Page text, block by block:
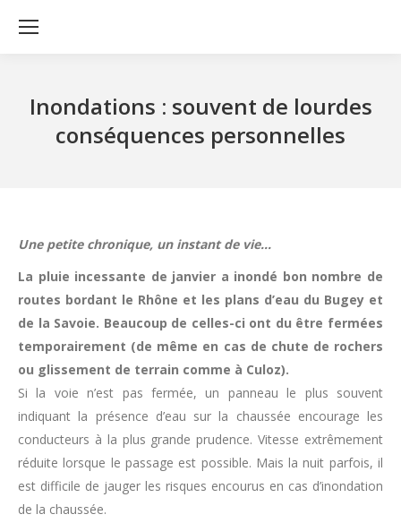
Inondations : souvent de lourdes
conséquences personnelles
Une petite chronique, un instant de vie…
La pluie incessante de janvier a inondé bon nombre de
routes bordant le Rhône et les plans d’eau du Bugey et
de la Savoie. Beaucoup de celles-ci ont du être fermées
temporairement (de même en cas de chute de rochers
ou glissement de terrain comme à Culoz).
Si la voie n’est pas fermée, un panneau le plus souvent
indiquant la présence d’eau sur la chaussée encourage les
conducteurs à la plus grande prudence. Vitesse extrêmement
réduite lorsque le passage est possible. Mais la nuit parfois, il
est difficile de jauger les risques encourus en cas d’inondation
de la chaussée.